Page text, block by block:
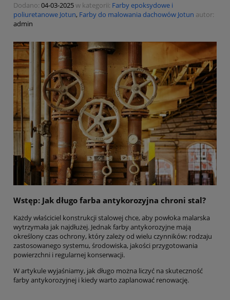
Dodano: 04-03-2025w kategorii: Farby epoksydowe i
poliuretanowe Jotun, Farby do malowania dachowów Jotun autor:
admin
Wstęp: Jak długo farba antykorozyjna chroni stal?
Każdy właściciel konstrukcji stalowej chce, aby powłoka malarska
wytrzymała jak najdłużej. Jednak farby antykorozyjne mają
określony czas ochrony, który zależy od wielu czynników: rodzaju
zastosowanego systemu, środowiska, jakości przygotowania
powierzchni i regularnej konserwacji.
W artykule wyjaśniamy, jak długo można liczyć na skuteczność
farby antykorozyjnej i kiedy warto zaplanować renowację.